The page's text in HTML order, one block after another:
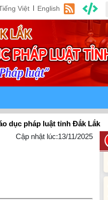
Việt English
luật tỉnh Đắk Lắk
Cập nhật lúc:13/11/2025